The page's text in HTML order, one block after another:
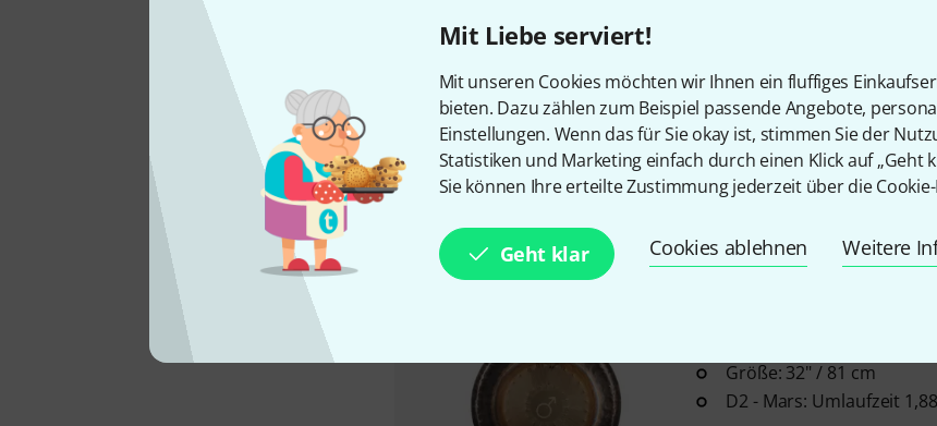
Mit Liebe serviert!
Mit unseren Cookies möchten wir Ihnen ein fluffiges
bieten. Dazu zählen zum Beispiel passende Angebote,
Einstellungen. Wenn das für Sie okay ist, stimmen Sie der
Statistiken und Marketing einfach durch einen Klick auf „Geht
Sie können Ihre erteilte Zustimmung jederzeit über die
Geht klar Cookies ablehnen Weitere
RealGong 32"/81cm Planet
Größe: 32" (81 cm)
Stimmung: G#2 - Neptun
Neptun: Umlaufzeit
Sofort lieferbar
32"/81cm
Größe: 32" / 81 cm
D2 - Mars: Umlaufzeit